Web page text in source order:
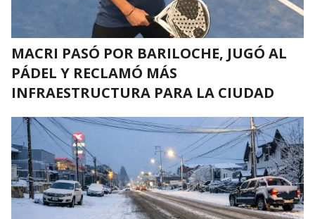
MACRI PASÓ POR BARILOCHE, JUGÓ AL
PÁDEL Y RECLAMÓ MÁS
INFRAESTRUCTURA PARA LA CIUDAD